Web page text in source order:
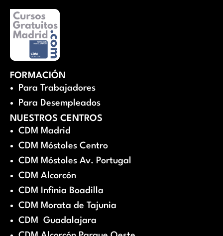
FORMACIÓN
Para Trabajadores
Para Desempleados
NUESTROS CENTROS
CDM Madrid
CDM Móstoles Centro
CDM Móstoles Av. Portugal
CDM Alcorcón
CDM Infinia Boadilla
CDM Morata de Tajunia
CDM Guadalajara